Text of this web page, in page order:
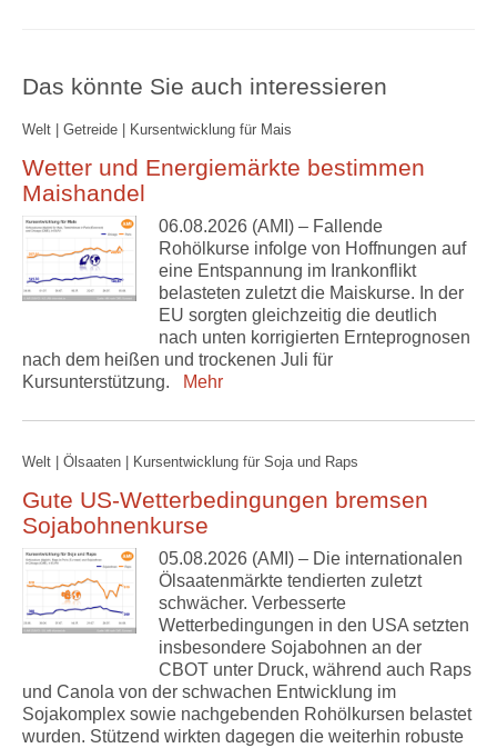
Das könnte Sie auch interessieren
Welt | Getreide | Kursentwicklung für Mais
Wetter und Energiemärkte bestimmen
Maishandel
06.08.2026 (AMI) – Fallende
Rohölkurse infolge von Hoffnungen auf
eine Entspannung im Irankonflikt
belasteten zuletzt die Maiskurse. In der
EU sorgten gleichzeitig die deutlich
nach unten korrigierten Ernteprognosen
nach dem heißen und trockenen Juli für
Kursunterstützung.
Mehr
Welt | Ölsaaten | Kursentwicklung für Soja und Raps
Gute US-Wetterbedingungen bremsen
Sojabohnenkurse
05.08.2026 (AMI) – Die internationalen
Ölsaatenmärkte tendierten zuletzt
schwächer. Verbesserte
Wetterbedingungen in den USA setzten
insbesondere Sojabohnen an der
CBOT unter Druck, während auch Raps
und Canola von der schwachen Entwicklung im
Sojakomplex sowie nachgebenden Rohölkursen belastet
wurden. Stützend wirkten dagegen die weiterhin robuste